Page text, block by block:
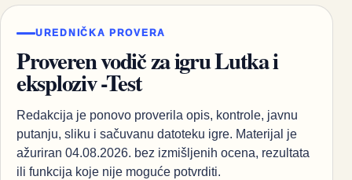
UREDNIČKA PROVERA
Proveren vodič za igru Lutka i
eksploziv -Test
Redakcija je ponovo proverila opis, kontrole, javnu
putanju, sliku i sačuvanu datoteku igre. Materijal je
ažuriran 04.08.2026. bez izmišljenih ocena, rezultata
ili funkcija koje nije moguće potvrditi.